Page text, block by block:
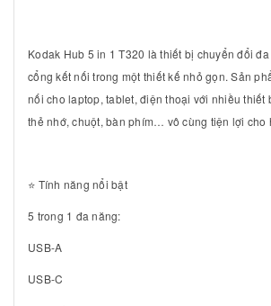
Kodak Hub 5 in 1 T320 là thiết bị chuyển đổi
cổng kết nối trong một thiết kế nhỏ gọn. Sản
nối cho laptop, tablet, điện thoại với nhiều thiết
thẻ nhớ, chuột, bàn phím… vô cùng tiện lợi cho
⭐ Tính năng nổi bật
5 trong 1 đa năng:
USB-A
USB-C